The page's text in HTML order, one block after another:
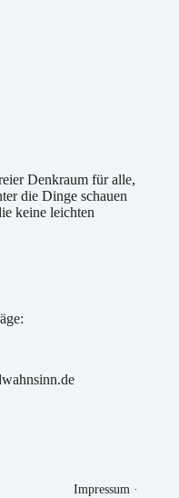
Denkraum für alle,
die Dinge schauen
keine leichten
Impressum ·